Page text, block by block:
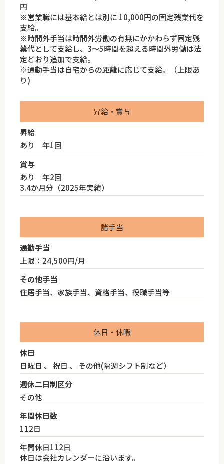
円
※営業職には基本給とは別に 10,000円の固定残業代を
支給。
※時間外手当は時間外労働の有無にかかわらず固定残
業代として支給し、3〜5時間を超える時間外労働は法
定どおり追加で支給。
※通勤手当は自宅からの距離に応じて支給。（上限あ
り)
昇給・賞与
昇給
あり 年1回
賞与
あり 年2回
3.4か月分（2025年実績）
諸手当
通勤手当
上限：24,500円/月
その他手当
住居手当、家族手当、資格手当、役職手当等
休日・休暇
休日
日曜日 、 祝日 、 その他(隔週シフト制など）
週休二日制区分
その他
年間休日数
112日
年間休日112日
休日は会社カレンダーに沿います。